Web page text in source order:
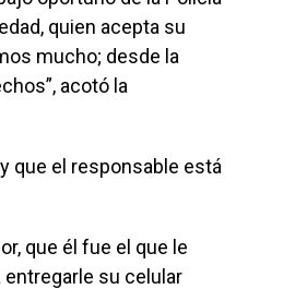
quien acepta su
mucho; desde la
acotó la
que el responsable está
que él fue el que le
entregarle su celular